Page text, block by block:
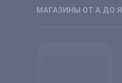
МАГАЗИНЫ ОТ А ДО Я